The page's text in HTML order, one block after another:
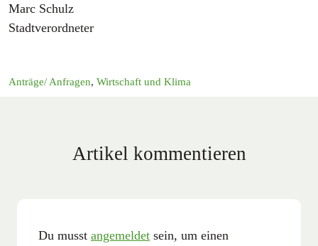
Marc Schulz
Stadtverordneter
Anträge/ Anfragen, Wirtschaft und Klima
Artikel kommentieren
Du musst angemeldet sein, um einen